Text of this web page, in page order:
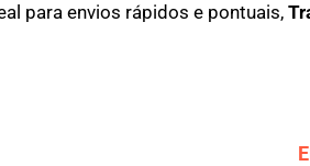
para envios rápidos e pontuais,